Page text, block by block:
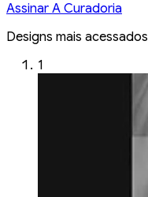
Assinar A Curadoria
Designs mais acessados
1